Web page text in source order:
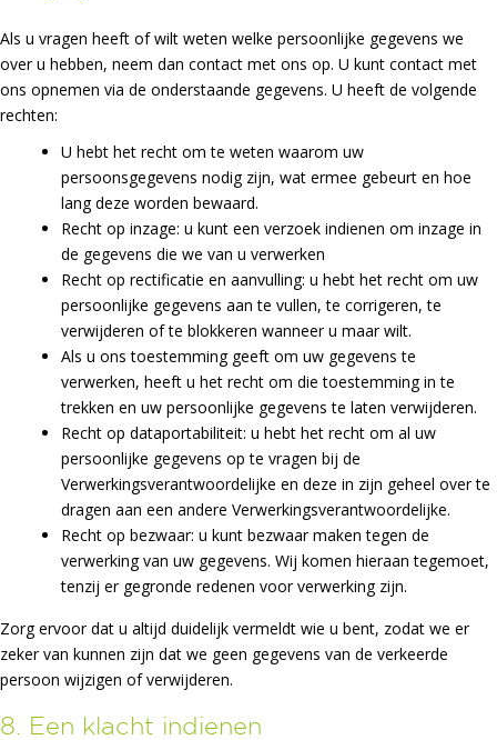
Als u vragen heeft of wilt weten welke persoonlijke gegevens we
over u hebben, neem dan contact met ons op. U kunt contact met
ons opnemen via de onderstaande gegevens. U heeft de volgende
rechten:
U hebt het recht om te weten waarom uw
persoonsgegevens nodig zijn, wat ermee gebeurt en hoe
lang deze worden bewaard.
Recht op inzage: u kunt een verzoek indienen om inzage in
de gegevens die we van u verwerken
Recht op rectificatie en aanvulling: u hebt het recht om uw
persoonlijke gegevens aan te vullen, te corrigeren, te
verwijderen of te blokkeren wanneer u maar wilt.
Als u ons toestemming geeft om uw gegevens te
verwerken, heeft u het recht om die toestemming in te
trekken en uw persoonlijke gegevens te laten verwijderen.
Recht op dataportabiliteit: u hebt het recht om al uw
persoonlijke gegevens op te vragen bij de
Verwerkingsverantwoordelijke en deze in zijn geheel over te
dragen aan een andere Verwerkingsverantwoordelijke.
Recht op bezwaar: u kunt bezwaar maken tegen de
verwerking van uw gegevens. Wij komen hieraan tegemoet,
tenzij er gegronde redenen voor verwerking zijn.
Zorg ervoor dat u altijd duidelijk vermeldt wie u bent, zodat we er
zeker van kunnen zijn dat we geen gegevens van de verkeerde
persoon wijzigen of verwijderen.
8. Een klacht indienen